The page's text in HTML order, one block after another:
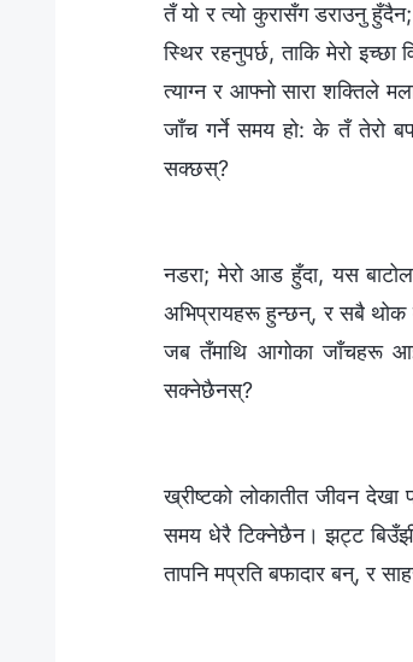
तँ यो र त्यो कुरासँग डराउनु
स्थिर रहनुपर्छ, ताकि मेरो
त्याग्‍न र आफ्नो सारा शक्तिले
जाँच गर्ने समय हो: के तँ तेरो
सक्छस्?
नडरा; मेरो आड हुँदा, यस
अभिप्रायहरू हुन्छन्, र सबै थोक
जब तँमाथि आगोका जाँचहरू
सक्नेछैनस्?
ख्रीष्टको लोकातीत जीवन
समय धेरै टिक्नेछैन। झट्ट
तापनि मप्रति बफादार बन्, र